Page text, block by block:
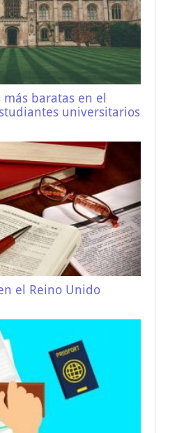
baratas en el
universitarios
el Reino Unido